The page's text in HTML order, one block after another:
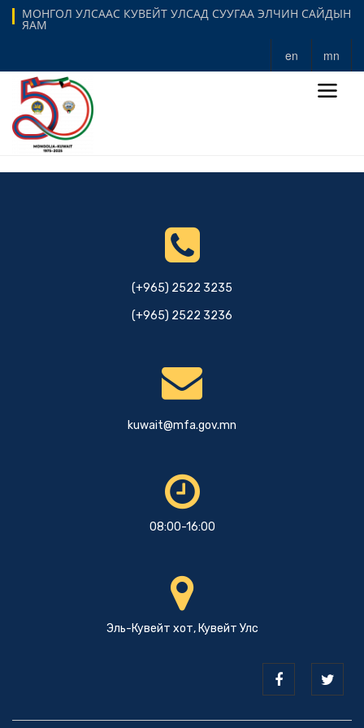
МОНГОЛ УЛСААС КУВЕЙТ УЛСАД СУУГАА ЭЛЧИН САЙДЫН
ЯАМ
en mn
(+965) 2522 3235
(+965) 2522 3236
kuwait@mfa.gov.mn
08:00-16:00
Эль-Кувейт хот, Кувейт Улс